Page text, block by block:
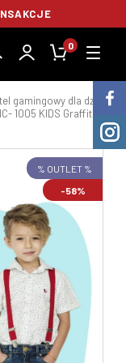
0
gamingowy dla dzieci
1005 KIDS Graffiti
-58%
% OUTLET %